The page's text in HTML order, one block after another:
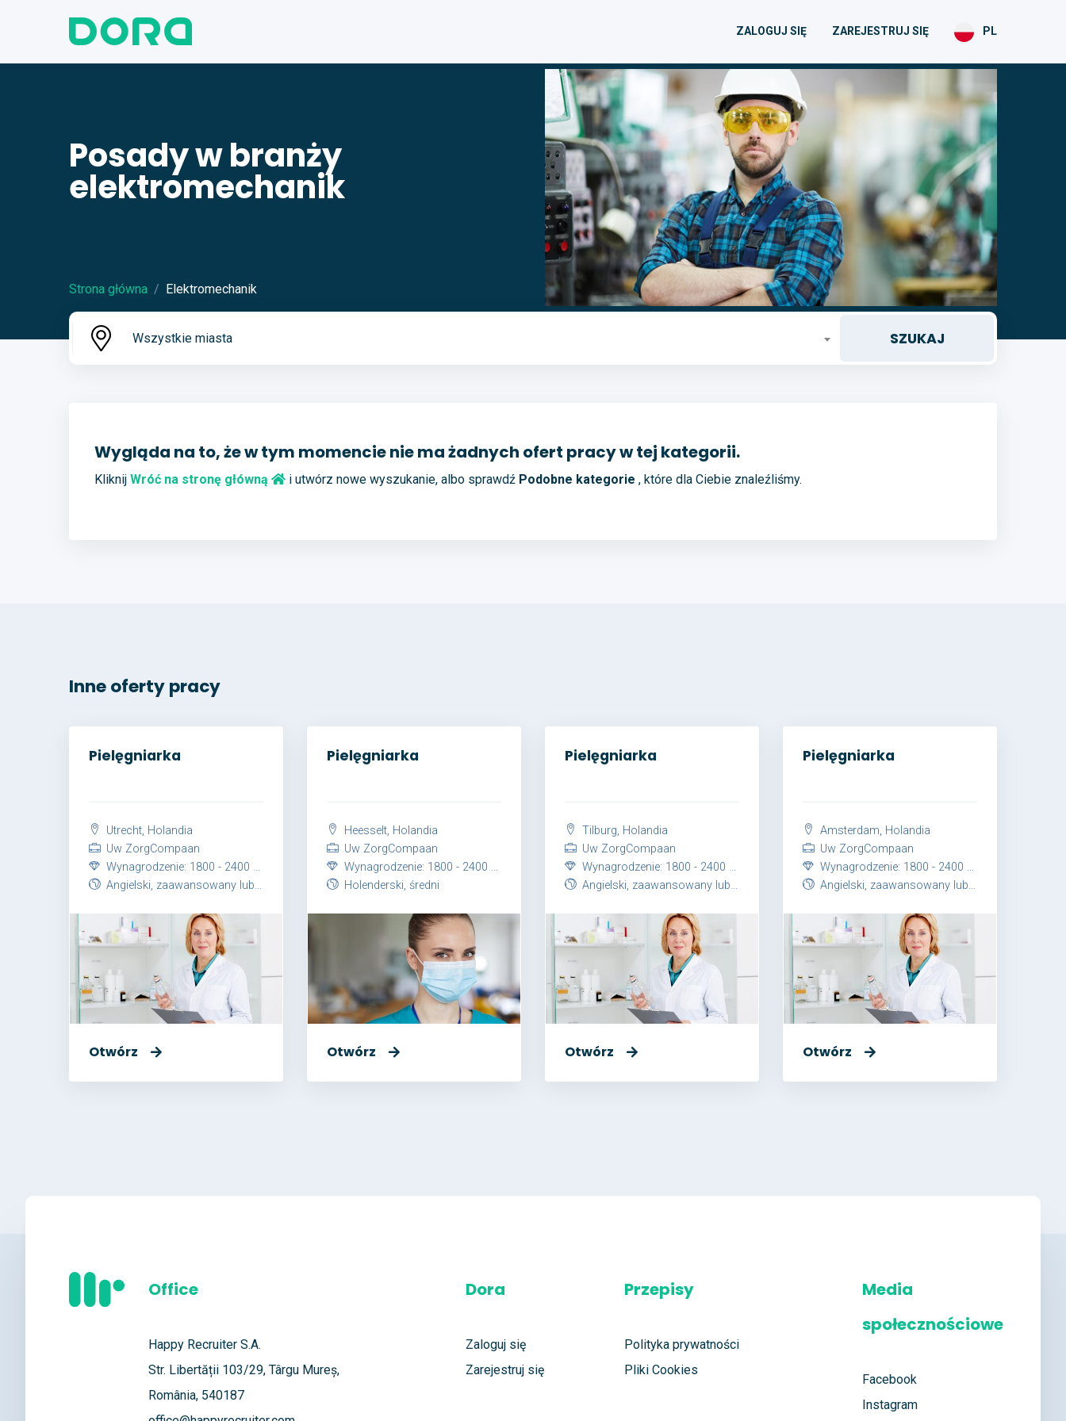
ZALOGUJ SIĘ ZAREJESTRUJ SIĘ PL
Posady w branży
elektromechanik
Strona główna Elektromechanik
Wszystkie miasta
Wygląda na to, że w tym momencie nie ma żadnych ofert pracy w tej kategorii.
Kliknij Wróć na stronę główną i utwórz nowe wyszukanie, albo sprawdź Podobne kategorie , które dla Ciebie znaleźliśmy.
Inne oferty pracy
Pielęgniarka
Utrecht, Holandia
Uw ZorgCompaan
Wynagrodzenie: 1800 - 2400 EUR netto / miesiąc
Angielski, zaawansowany lub Holenderski, zaawansowany
Otwórz
Pielęgniarka
Heesselt, Holandia
Uw ZorgCompaan
Wynagrodzenie: 1800 - 2400 EUR netto / miesiąc
Holenderski, średni
Otwórz
Pielęgniarka
Tilburg, Holandia
Uw ZorgCompaan
Wynagrodzenie: 1800 - 2400 EUR netto / miesiąc
Angielski, zaawansowany lub Holenderski, zaawansowany
Otwórz
Pielęgniarka
Amsterdam, Holandia
Uw ZorgCompaan
Wynagrodzenie: 1800 - 2400 EUR netto / miesiąc
Angielski, zaawansowany lub Holenderski, zaawansowany
Otwórz
Office
Happy Recruiter S.A.
Str. Libertății 103/29, Târgu Mureș,
România, 540187
Dora
Zaloguj się
Zarejestruj się
Przepisy
Polityka prywatności
Pliki Cookies
Media
społecznościowe
Facebook
Instagram